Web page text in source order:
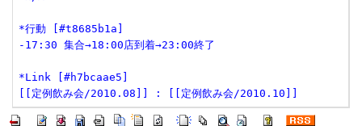
*行動 [#t8685b1a]
-17:30 集合→18:00店到着→23:00終了
*Link [#h7bcaae5]
[[定例飲み会/2010.08]] : [[定例飲み会/2010.10]]